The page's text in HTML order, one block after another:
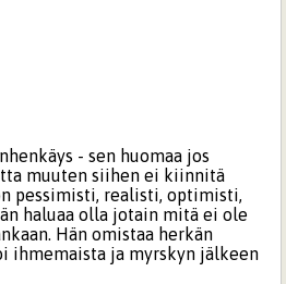
- sen huomaa jos
muuten siihen ei kiinnitä
pessimisti, realisti, optimisti,
haluaa olla jotain mitä ei ole
Hän omistaa herkän
ihmemaista ja myrskyn jälkeen